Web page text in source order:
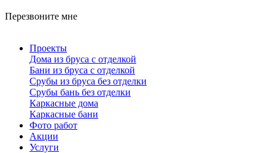
Перезвоните мне
Проекты
Дома из бруса с отделкой
Бани из бруса с отделкой
Срубы из бруса без отделки
Срубы бань без отделки
Каркасные дома
Каркасные бани
Фото работ
Акции
Услуги